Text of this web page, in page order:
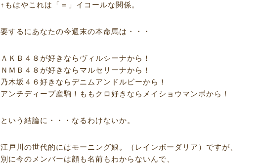
↑もはやこれは「＝」イコールな関係。
要するにあなたの今週末の本命馬は・・・
ＡＫＢ４８が好きならヴィルシーナから！
ＮＭＢ４８が好きならマルセリーナから！
乃木坂４６好きならデニムアンドルビーから！
アンチディープ産駒！ももクロ好きならメイショウマンボから！
という結論に・・・なるわけないか。
江戸川の世代的にはモーニング娘。（レインボーダリア）ですが、
別に今のメンバーは顔も名前もわからないんで、